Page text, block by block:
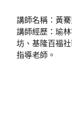
講師名稱：黃
講師經歷：瑜
坊、基隆百福
指導老師。